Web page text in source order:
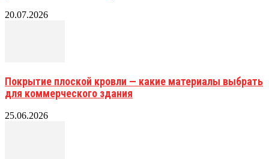
20.07.2026
Покрытие плоской кровли — какие материалы выбрать
для коммерческого здания
25.06.2026